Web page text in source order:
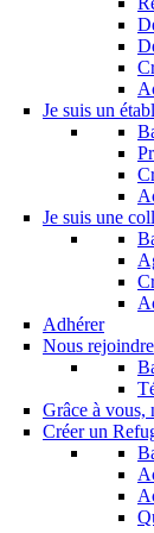
Je suis un
Je suis une
Adhérer
Nous rejoindre
Grâce à vous,
Créer un